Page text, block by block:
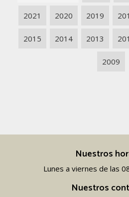
2021 2020 2019
2015 2014 2013
2009
Nuestros
Lunes a viernes de las
Nuestros